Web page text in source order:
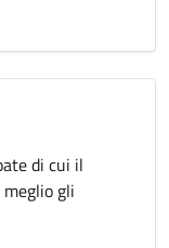
di cui il
gli